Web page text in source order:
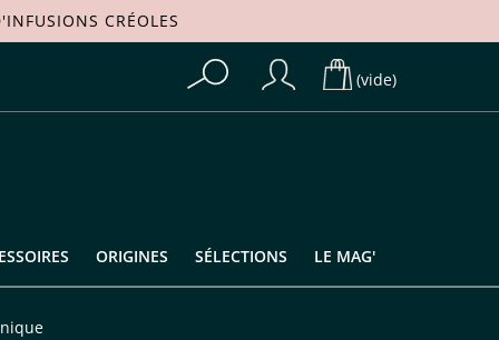
INFUSIONS CRÉOLES
(vide)
ORIGINES SÉLECTIONS LE MAG'